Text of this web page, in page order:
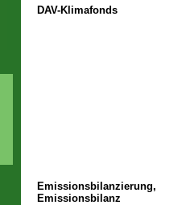
DAV-Klimafonds
Emissionsbilanzierung,
Emissionsbilanz